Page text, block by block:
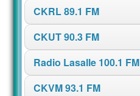
CKRL 89.1 FM
CKUT 90.3 FM
Radio Lasalle 100.1 FM
CKVM 93.1 FM